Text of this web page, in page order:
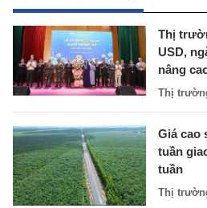
Thị
USD,
nâng
Thị
Giá cao
tuần
tuần
Thị